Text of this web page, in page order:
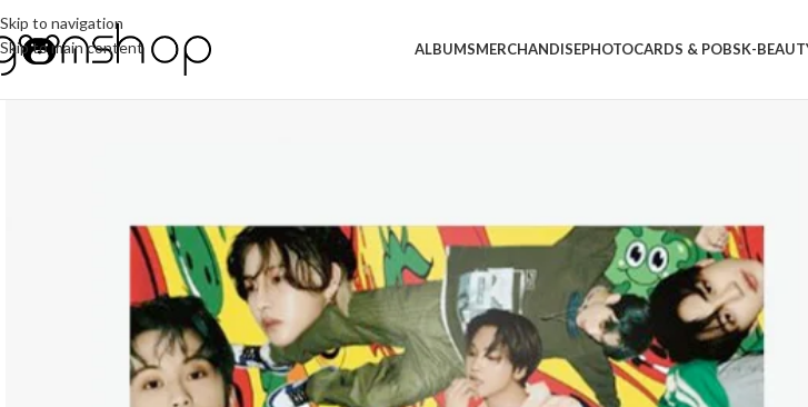
Skip to navigation
Skip to main content
ALBUMSMERCHANDISEPHOTOCARDS & POBSK-